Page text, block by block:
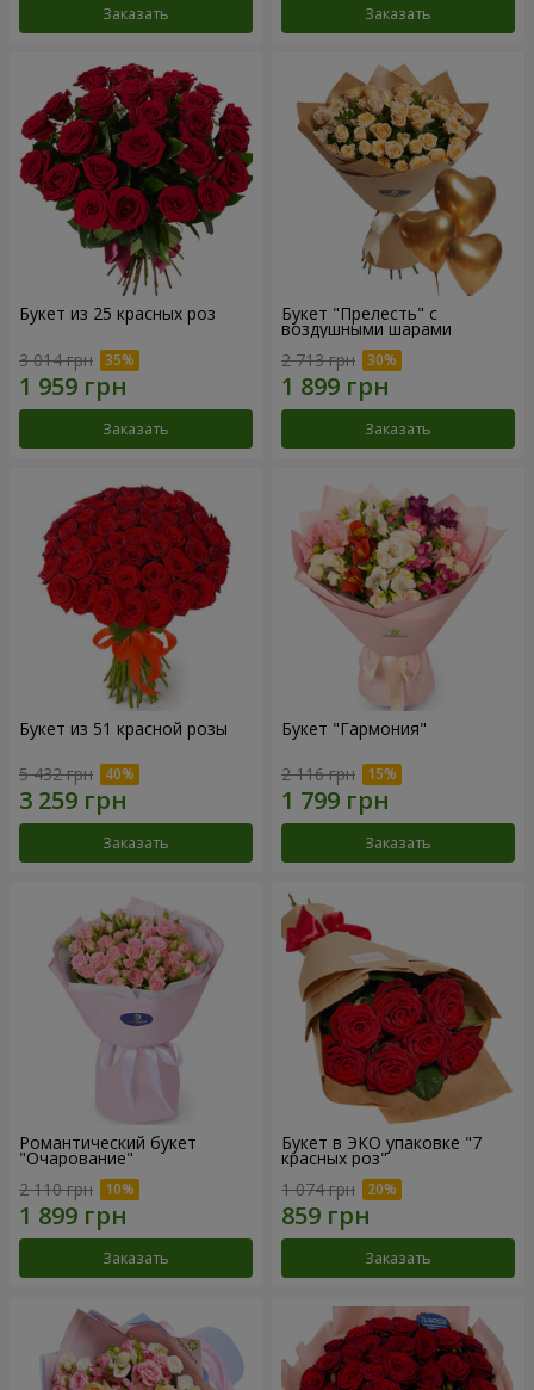
Заказать Заказать
Букет из 25 красных роз
3 014 грн
Заказать
Букет "Прелесть" с
воздушными шарами
2 713 грн
Заказать
Букет из 51 красной розы
5 432 грн
Заказать
Букет "Гармония"
2 116 грн
Заказать
Романтический букет
"Очарование"
2 110 грн
Заказать
Букет в ЭКО упаковке "7
красных роз"
1 074 грн
Заказать